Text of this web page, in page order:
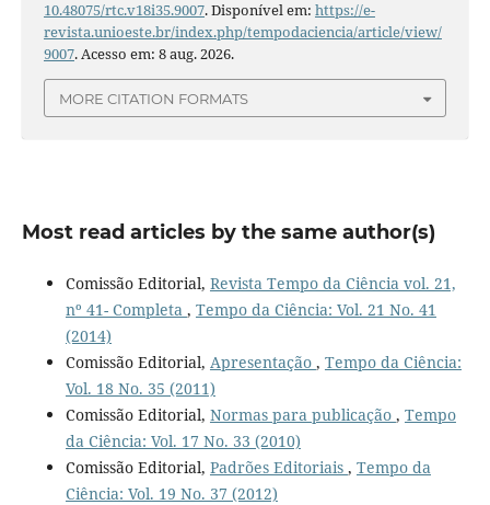
10.48075/rtc.v18i35.9007. Disponível em: https://e-
revista.unioeste.br/index.php/tempodaciencia/article/view/
9007. Acesso em: 8 aug. 2026.
MORE CITATION FORMATS
Most read articles by the same author(s)
Comissão Editorial, Revista Tempo da Ciência vol. 21,
nº 41- Completa , Tempo da Ciência: Vol. 21 No. 41
(2014)
Comissão Editorial, Apresentação , Tempo da Ciência:
Vol. 18 No. 35 (2011)
Comissão Editorial, Normas para publicação , Tempo
da Ciência: Vol. 17 No. 33 (2010)
Comissão Editorial, Padrões Editoriais , Tempo da
Ciência: Vol. 19 No. 37 (2012)